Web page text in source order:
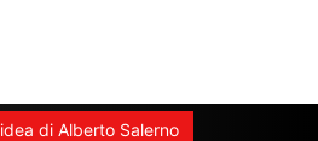
di Alberto Salerno